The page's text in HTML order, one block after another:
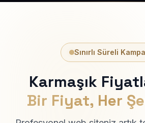
Sınırlı Süreli
Karmaşık
Bir Fiyat, Her